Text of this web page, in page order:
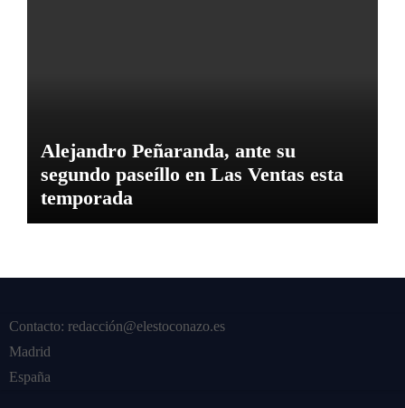
Alejandro Peñaranda, ante su
segundo paseíllo en Las Ventas esta
temporada
Contacto: redacción@elestoconazo.es
Madrid
España